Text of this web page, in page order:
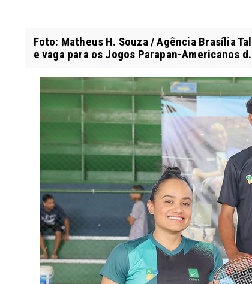
Foto: Matheus H. Souza / Agência Brasília
e vaga para os Jogos Parapan-Americanos